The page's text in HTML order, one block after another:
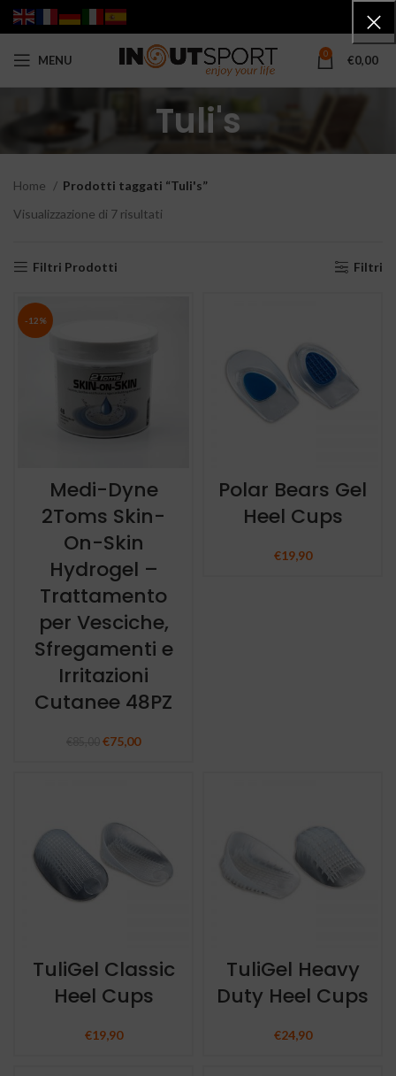
MENU 0 €0,00
Tuli's
Home
Prodotti taggati “Tuli's”
Visualizzazione di 7 risultati
Filtri Prodotti Filtri
-12%
Medi-Dyne
2Toms Skin-
On-Skin
Hydrogel –
Trattamento
per Vesciche,
Sfregamenti e
Irritazioni
Cutanee 48PZ
Il prezzo
€75,00
Polar Bears Gel
Heel Cups
€19,90
TuliGel Classic
Heel Cups
€19,90
TuliGel Heavy
Duty Heel Cups
€24,90